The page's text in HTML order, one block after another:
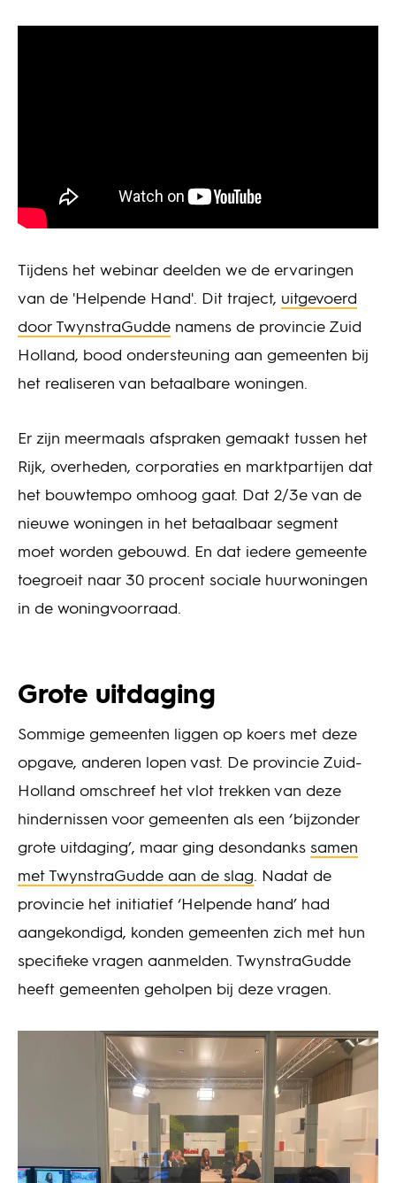
Tijdens het webinar deelden we de ervaringen
van de 'Helpende Hand'. Dit traject, uitgevoerd
door TwynstraGudde namens de provincie Zuid
Holland, bood ondersteuning aan gemeenten bij
het realiseren van betaalbare woningen.
Er zijn meermaals afspraken gemaakt tussen het
Rijk, overheden, corporaties en marktpartijen dat
het bouwtempo omhoog gaat. Dat 2/3e van de
nieuwe woningen in het betaalbaar segment
moet worden gebouwd. En dat iedere gemeente
toegroeit naar 30 procent sociale huurwoningen
in de woningvoorraad.
Grote uitdaging
Sommige gemeenten liggen op koers met deze
opgave, anderen lopen vast. De provincie Zuid-
Holland omschreef het vlot trekken van deze
hindernissen voor gemeenten als een ‘bijzonder
grote uitdaging’, maar ging desondanks samen
met TwynstraGudde aan de slag. Nadat de
provincie het initiatief ‘Helpende hand’ had
aangekondigd, konden gemeenten zich met hun
specifieke vragen aanmelden. TwynstraGudde
heeft gemeenten geholpen bij deze vragen.